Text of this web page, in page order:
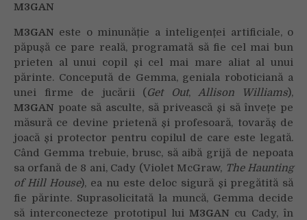
M3GAN
M3GAN este o minunăție a inteligenței artificiale, o
păpușă ce pare reală, programată să fie cel mai bun
prieten al unui copil și cel mai mare aliat al unui
părinte. Concepută de Gemma, geniala roboticiană a
unei firme de jucării (Get Out,Allison Williams),
M3GAN poate să asculte, să privească și să învețe pe
măsură ce devine prietenă și profesoară, tovarăș de
joacă și protector pentru copilul de care este legată.
Când Gemma trebuie, brusc, să aibă grijă de nepoata
sa orfană de 8 ani, Cady (Violet McGraw, The Haunting
of Hill House), ea nu este deloc sigură și pregătită să
fie părinte. Suprasolicitată la muncă, Gemma decide
să interconecteze prototipul luiM3GAN cu Cady, în